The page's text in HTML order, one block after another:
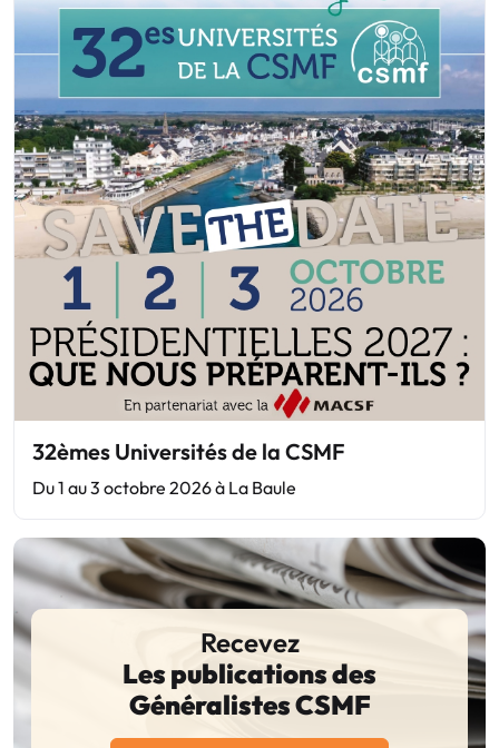
32èmes Universités de la CSMF
Du 1 au 3 octobre 2026 à La Baule
Recevez
Les publications des
Généralistes CSMF